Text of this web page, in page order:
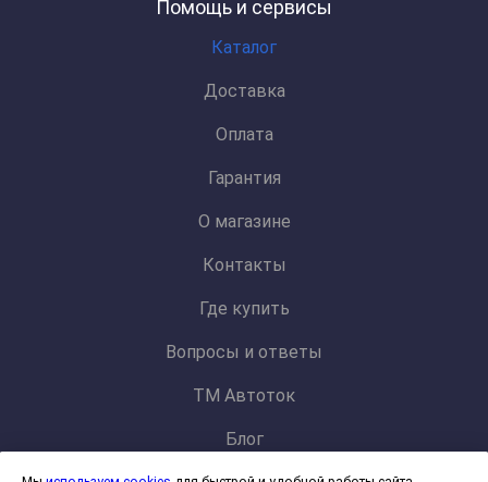
Помощь и сервисы
Каталог
Доставка
Оплата
Гарантия
О магазине
Контакты
Где купить
Вопросы и ответы
ТМ Автоток
Блог